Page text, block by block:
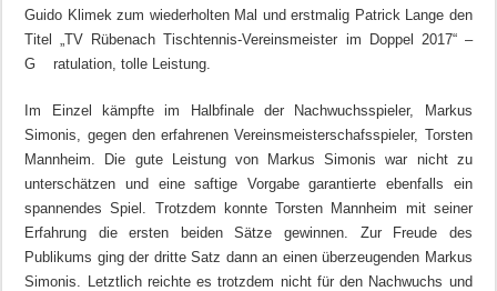
Guido Klimek zum wiederholten Mal und erstmalig Patrick Lange den
Titel „TV Rübenach Tischtennis-Vereinsmeister im Doppel 2017“ –
G ratulation, tolle Leistung.
Im Einzel kämpfte im Halbfinale der Nachwuchsspieler, Markus
Simonis, gegen den erfahrenen Vereinsmeisterschafsspieler, Torsten
Mannheim. Die gute Leistung von Markus Simonis war nicht zu
unterschätzen und eine saftige Vorgabe garantierte ebenfalls ein
spannendes Spiel. Trotzdem konnte Torsten Mannheim mit seiner
Erfahrung die ersten beiden Sätze gewinnen. Zur Freude des
Publikums ging der dritte Satz dann an einen überzeugenden Markus
Simonis. Letztlich reichte es trotzdem nicht für den Nachwuchs und